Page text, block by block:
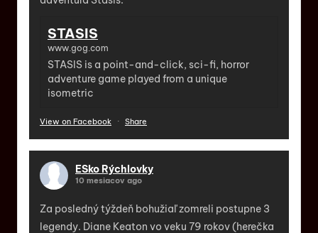
STASIS
www.gog.com
STASIS is a point-and-click, sci-fi, horror
adventure game played from a unique
isometric
View on Facebook · Share
ESko Rýchlovky
10 mesiacov ago
Za posledný týždeň bohužiaľ zomreli postupne 3
legendy. Diane Keaton vo veku 79 rokov (herečka